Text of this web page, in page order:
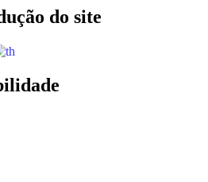
Acesso à informação
do site